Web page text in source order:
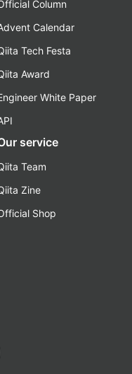
Column
Calendar
Tech Festa
Award
White Paper
service
Team
Zine
Shop